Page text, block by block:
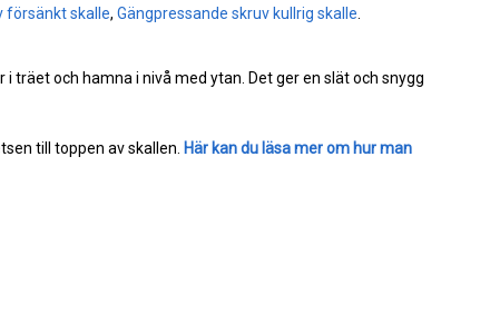
försänkt skalle, Gängpressande skruv kullrig skalle
och hamna i nivå med ytan. Det ger en slät och snygg
till toppen av skallen. Här kan du läsa mer om hur man